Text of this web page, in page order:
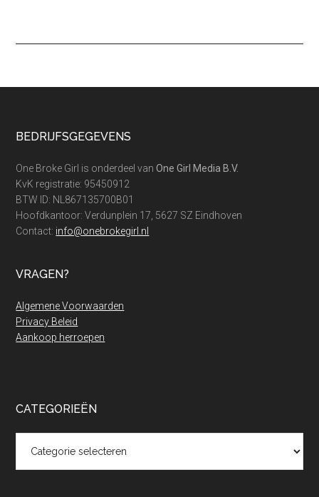
Footer
BEDRIJFSGEGEVENS
One Broke Girl is onderdeel vanOne Girl Media B.V.
KvK registratie: 95450912
BTW ID: NL867135700B01
Hoofdkantoor: Verdunplein 17, 5627 SZ Eindhoven
Contact: info@onebrokegirl.nl
VRAGEN?
Algemene Voorwaarden
Privacy Beleid
Aankoop herroepen
CATEGORIEËN